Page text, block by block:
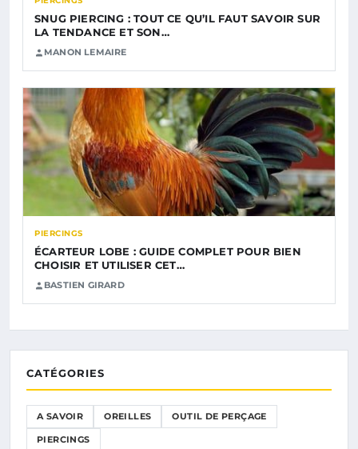
SNUG PIERCING : TOUT CE QU’IL FAUT SAVOIR SUR
LA TENDANCE ET SON…
MANON LEMAIRE
PIERCINGS
ÉCARTEUR LOBE : GUIDE COMPLET POUR BIEN
CHOISIR ET UTILISER CET…
BASTIEN GIRARD
CATÉGORIES
A SAVOIR OREILLES OUTIL DE PERÇAGE
PIERCINGS